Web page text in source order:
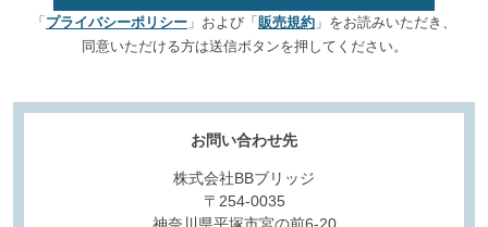
「 プライバシーポリシー 」および「 販売規約 」をお読みいただき、
同意いただける方は送信ボタンを押してください。
お問い合わせ先
株式会社BBブリッジ
〒254-0035